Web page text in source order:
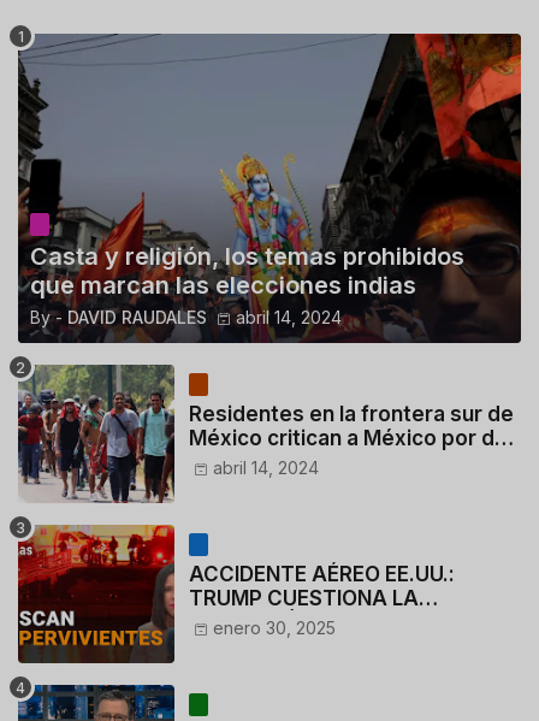
Casta y religión, los temas prohibidos
que marcan las elecciones indias
By - DAVID RAUDALES abril 14, 2024
Residentes en la frontera sur de
México critican a México por dar
110 dólares a migrantes
abril 14, 2024
ACCIDENTE AÉREO EE.UU.:
TRUMP CUESTIONA LA
ACTUACIÓN DE LOS
enero 30, 2025